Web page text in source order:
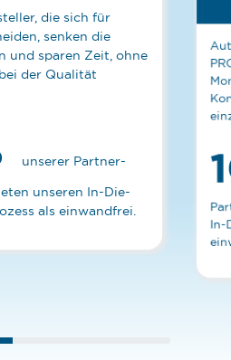
die sich für
senken die
und sparen Zeit, ohne
der Qualität
unserer Partner-
unseren In-Die-
als einwandfrei.
In-